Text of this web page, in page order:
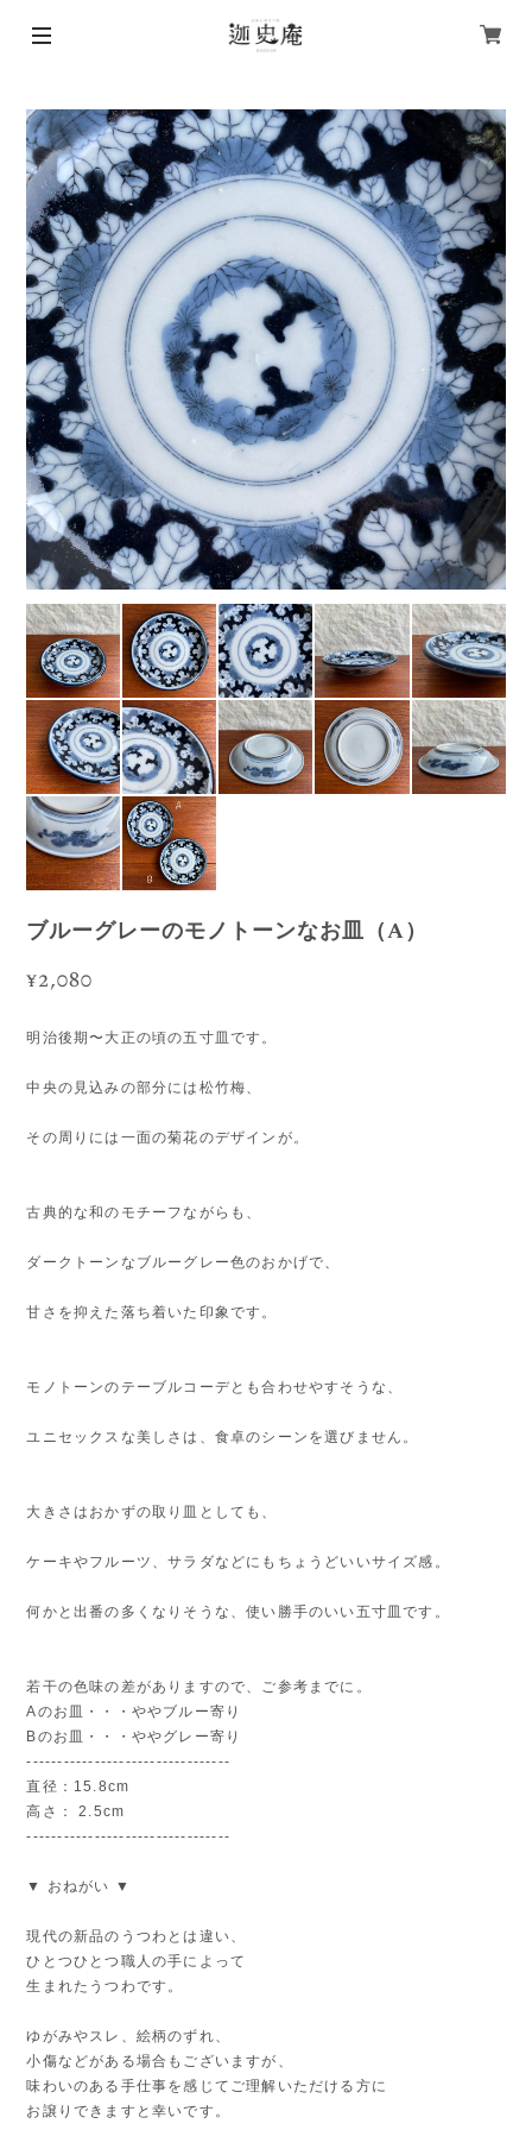
ブルーグレーのモノトーンなお皿（A）
¥2,080
明治後期〜大正の頃の五寸皿です。
中央の見込みの部分には松竹梅、
その周りには一面の菊花のデザインが。
古典的な和のモチーフながらも、
ダークトーンなブルーグレー色のおかげで、
甘さを抑えた落ち着いた印象です。
モノトーンのテーブルコーデとも合わせやすそうな、
ユニセックスな美しさは、食卓のシーンを選びません。
大きさはおかずの取り皿としても、
ケーキやフルーツ、サラダなどにもちょうどいいサイズ感。
何かと出番の多くなりそうな、使い勝手のいい五寸皿です。
若干の色味の差がありますので、ご参考までに。
Aのお皿・・・ややブルー寄り
Bのお皿・・・ややグレー寄り
---------------------------------
直径：15.8cm
高さ： 2.5cm
---------------------------------
▼ おねがい ▼
現代の新品のうつわとは違い、
ひとつひとつ職人の手によって
生まれたうつわです。
ゆがみやスレ、絵柄のずれ、
小傷などがある場合もございますが、
味わいのある手仕事を感じてご理解いただける方に
お譲りできますと幸いです。